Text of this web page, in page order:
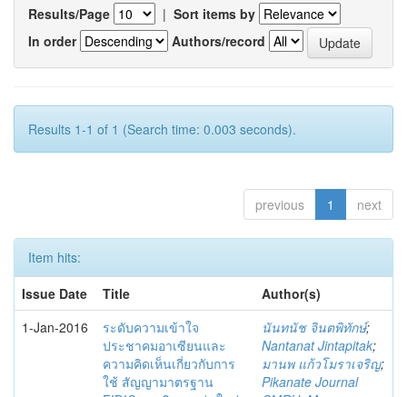
Results/Page | Sort items by
In order
Authors/record
Results 1-1 of 1 (Search time: 0.003 seconds).
previous 1 next
Item hits:
Issue Date
Title
Author(s)
1-Jan-2016
ระดับความเข้าใจ
ประชาคมอาเซียนและ
ความคิดเห็นเกี่ยวกับการ
ใช้ สัญญามาตรฐาน
นันทนัช จินตพิทักษ์;
Nantanat Jintapitak;
มานพ แก้วโมราเจริญ;
Pikanate Journal